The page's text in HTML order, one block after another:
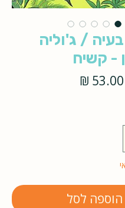
/ ג'וליה
- קשיח
הוספה לסל